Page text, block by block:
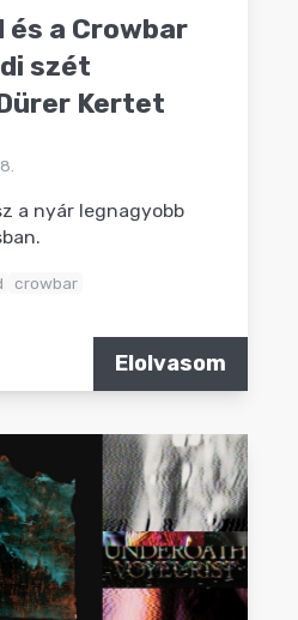
és a Crowbar
szét
Kertet
a nyár legnagyobb
crowbar
Elolvasom